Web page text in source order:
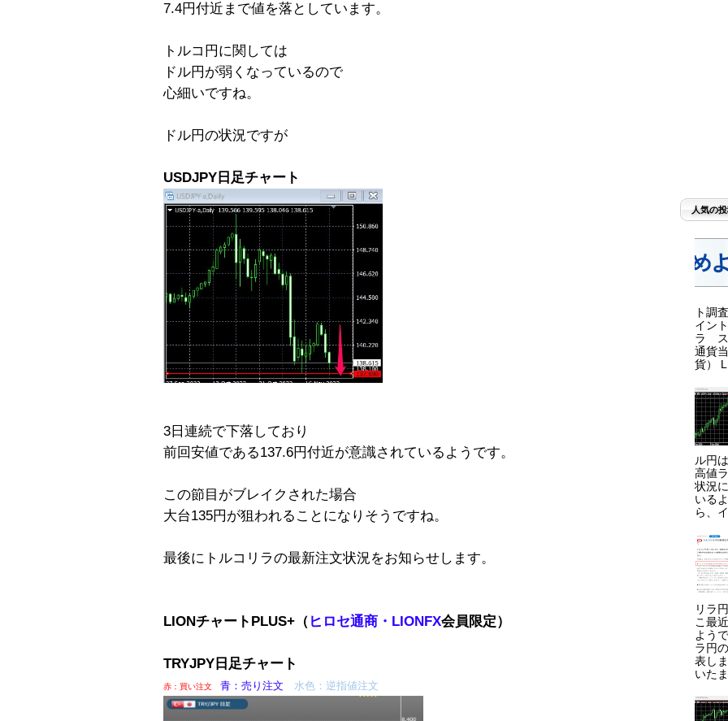
7.4円付近まで値を落としています。
トルコ円に関しては
ドル円が弱くなっているので
心細いですね。
ドル円の状況ですが
USDJPY日足チャート
3日連続で下落しており
前回安値である137.6円付近が意識されているようです。
この節目がブレイクされた場合
大台135円が狙われることになりそうですね。
最後にトルコリラの最新注文状況をお知らせします。
LIONチャートPLUS+（ ヒロセ通商・LIONFX会員限定）
TRYJPY日足チャート
赤：買い注文 青：売り注文 水色：逆指値注文
人気の
ト調
イン
ラ ス
通貨
貨）
ル円
高値
状況
いる
ら、
リラ
こ最
よう
ラ円
表し
いた